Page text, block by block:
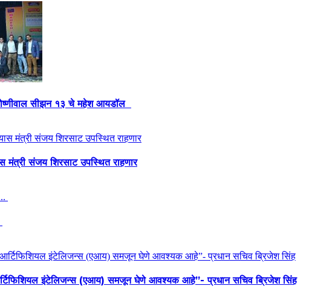
सीझन १३ चे महेश आयडॉल
मंत्री संजय शिरसाट उपस्थित राहणार
आर्टिफिशियल इंटेलिजन्स (एआय) समजून घेणे आवश्यक आहे”- प्रधान सचिव ब्रिजेश सिंह